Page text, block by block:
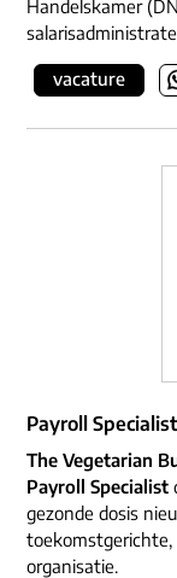
Handelskamer
vacature
Payroll
The Vegetarian
Payroll Specialist
gezonde dosis
toekomstgerichte,
organisatie.